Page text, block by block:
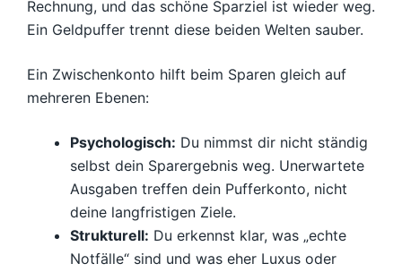
Rechnung, und das schöne Sparziel ist wieder weg.
Ein Geldpuffer trennt diese beiden Welten sauber.
Ein Zwischenkonto hilft beim Sparen gleich auf
mehreren Ebenen:
Psychologisch: Du nimmst dir nicht ständig
selbst dein Sparergebnis weg. Unerwartete
Ausgaben treffen dein Pufferkonto, nicht
deine langfristigen Ziele.
Strukturell: Du erkennst klar, was „echte
Notfälle“ sind und was eher Luxus oder